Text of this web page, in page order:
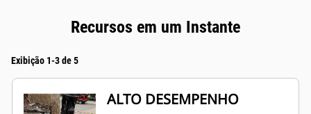
Recursos em um Instante
Exibição 1-3 de 5
ALTO DESEMPENHO